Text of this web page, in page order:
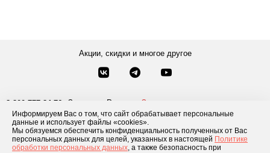
Информируем Вас о том, что сайт обрабатывает персональные
данные и использует файлы «cookies».
Мы обязуемся обеспечить конфиденциальность полученных от Вас
персональных данных для целей, указанных в настоящей Политике
обработки персональных данных, а также безопасность при
Акции, скидки и многое другое
8-800-777-84-76 Звонки по России
Заказать звонок
8 495 181-69-06
Москва
Каталог товаров О компании Доставка и оплата Блог